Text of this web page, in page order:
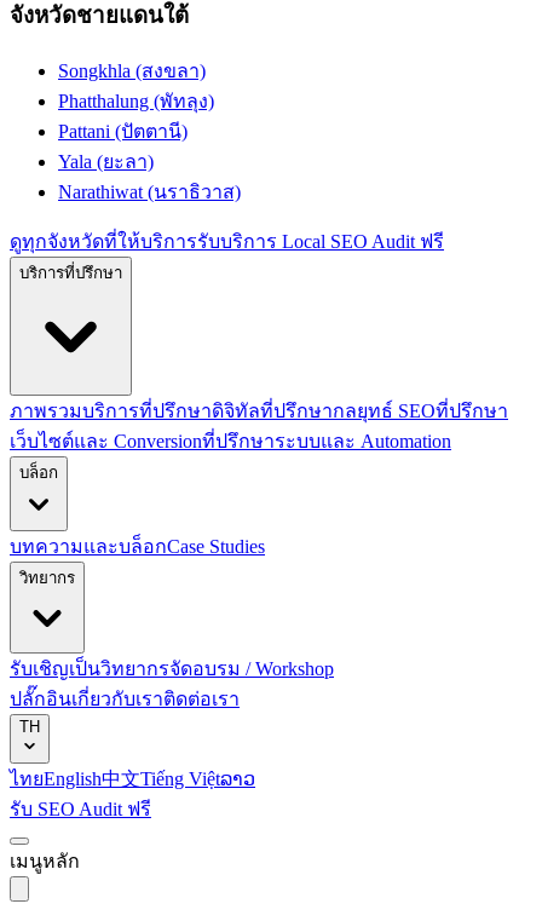
จังหวัดชายแดนใต้
Songkhla (สงขลา)
Phatthalung (พัทลุง)
Pattani (ปัตตานี)
Yala (ยะลา)
Narathiwat (นราธิวาส)
ดูทุกจังหวัดที่ให้บริการรับบริการ Local SEO Audit ฟรี
บริการที่ปรึกษา
ภาพรวมบริการที่ปรึกษาดิจิทัลที่ปรึกษากลยุทธ์ SEOที่ปรึกษา
เว็บไซต์และ Conversionที่ปรึกษาระบบและ Automation
บล็อก
บทความและบล็อกCase Studies
วิทยากร
รับเชิญเป็นวิทยากรจัดอบรม / Workshop
ปลั๊กอินเกี่ยวกับเราติดต่อเรา
TH
ไทยEnglish中文Tiếng Việtລາວ
รับ SEO Audit ฟรี
เมนูหลัก